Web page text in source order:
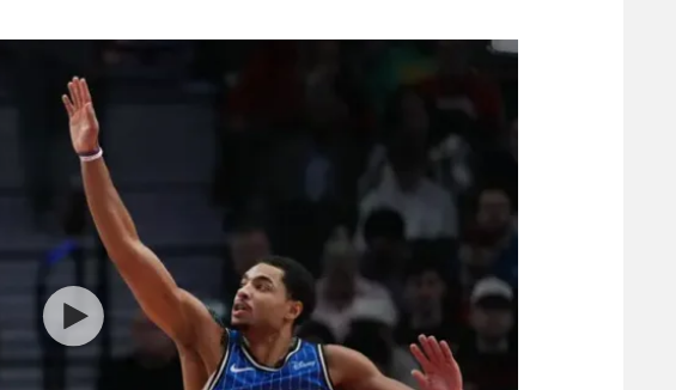
תקנון משתתפים וזוכים בפרסים
תקנון עבור פעילות ספורט 1 – "מרלן"
גיימינג E-Sports
תקנון פעילות ספורט 1
הפועל תל אביב
הפועל באר שבע
מכבי נתניה
בני יהודה